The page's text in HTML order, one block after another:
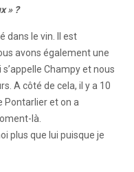
» ?
dans le vin. Il est
avons également une
Champy et nous
A côté de cela, il y a 10
Pontarlier et on a
là.
plus que lui puisque je